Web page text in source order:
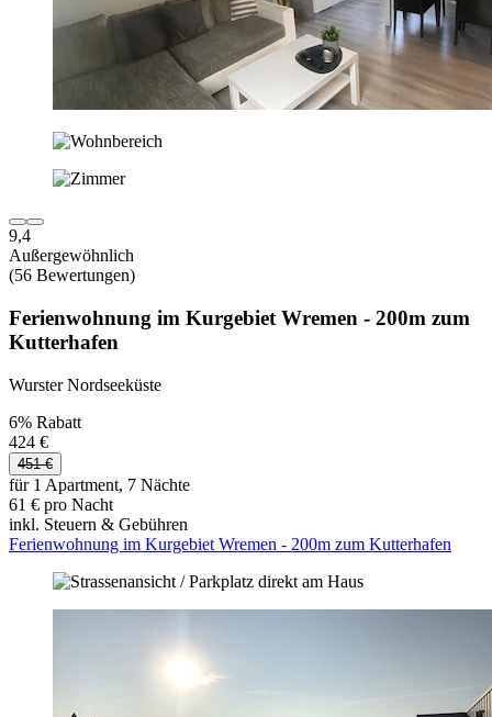
9,4
Außergewöhnlich
(56 Bewertungen)
Ferienwohnung im Kurgebiet Wremen - 200m zum
Kutterhafen
Wurster Nordseeküste
6% Rabatt
424 €
451 €
für 1 Apartment, 7 Nächte
61 € pro Nacht
inkl. Steuern & Gebühren
Ferienwohnung im Kurgebiet Wremen - 200m zum Kutterhafen